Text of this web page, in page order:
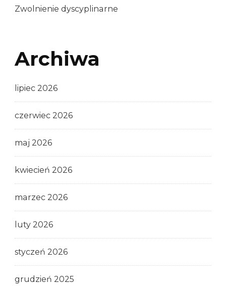
Zwolnienie dyscyplinarne
Archiwa
lipiec 2026
czerwiec 2026
maj 2026
kwiecień 2026
marzec 2026
luty 2026
styczeń 2026
grudzień 2025